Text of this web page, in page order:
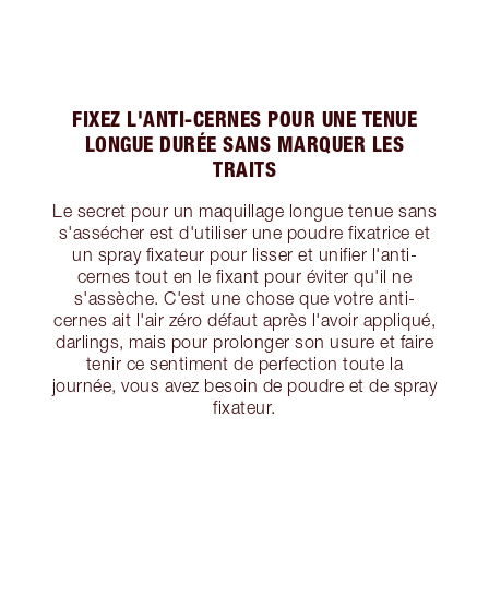
FIXEZ L'ANTI-CERNES POUR UNE TENUE
LONGUE DURÉE SANS MARQUER LES
TRAITS
Le secret pour un maquillage longue tenue sans
s'assécher est d'utiliser une poudre fixatrice et
un spray fixateur pour lisser et unifier l'anti-
cernes tout en le fixant pour éviter qu'il ne
s'assèche. C'est une chose que votre anti-
cernes ait l'air zéro défaut après l'avoir appliqué,
darlings, mais pour prolonger son usure et faire
tenir ce sentiment de perfection toute la
journée, vous avez besoin de poudre et de spray
fixateur.